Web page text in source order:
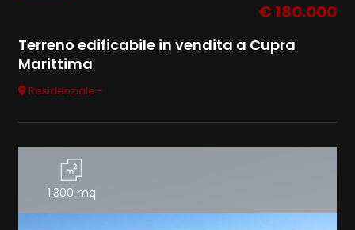
€ 180.000
Terreno edificabile in vendita a Cupra
Marittima
Residenziale -
1.300 mq